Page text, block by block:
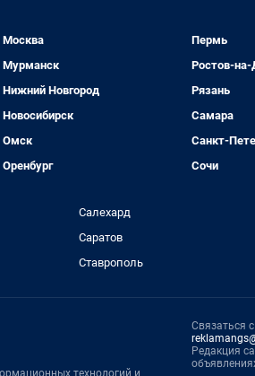
Москва
Мурманск
Нижний Новгород
Новосибирск
Омск
Оренбург
Пермь
Ростов-
Рязань
Самара
Санкт-
Сочи
Салехард
Саратов
Ставрополь
технологий и
Связаться
Редакция